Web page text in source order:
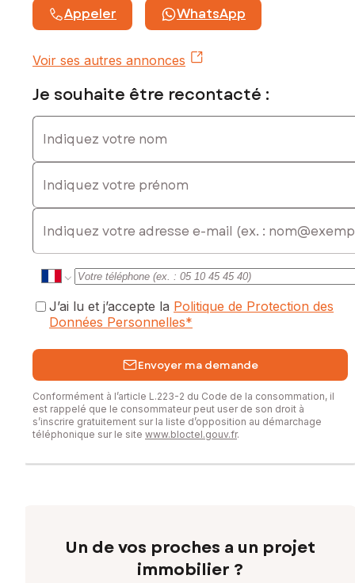
Agent commercial immatriculé au RSAC de NANTERRE sous
le numéro 849 324 892
Appeler WhatsApp
Voir ses autres annonces
Je souhaite être recontacté :
Indiquez votre nom
Indiquez votre prénom
E-mail
J’ai lu et j’accepte la Politique de Protection des
Données Personnelles*
Envoyer ma demande
Conformément à l’article L.223-2 du Code de la consommation, il
est rappelé que le consommateur peut user de son droit à
s’inscrire gratuitement sur la liste d’opposition au démarchage
téléphonique sur le site www.bloctel.gouv.fr.
Un de vos proches a un projet
immobilier ?